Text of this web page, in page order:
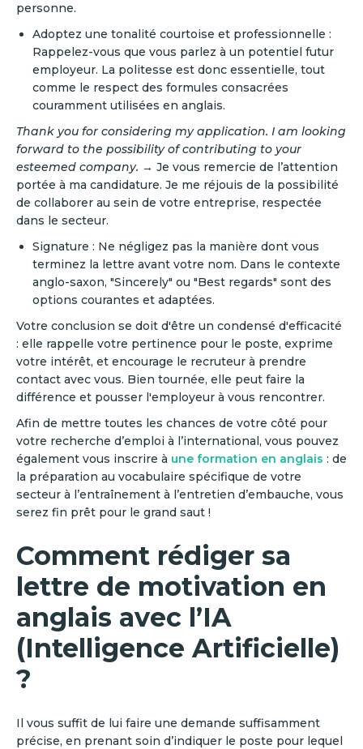
personne.
Adoptez une tonalité courtoise et professionnelle :
Rappelez-vous que vous parlez à un potentiel futur
employeur. La politesse est donc essentielle, tout
comme le respect des formules consacrées
couramment utilisées en anglais.
Thank you for considering my application. I am looking
forward to the possibility of contributing to your
esteemed company. → Je vous remercie de l’attention
portée à ma candidature. Je me réjouis de la possibilité
de collaborer au sein de votre entreprise, respectée
dans le secteur.
Signature : Ne négligez pas la manière dont vous
terminez la lettre avant votre nom. Dans le contexte
anglo-saxon, "Sincerely" ou "Best regards" sont des
options courantes et adaptées.‍
Votre conclusion se doit d'être un condensé d'efficacité
: elle rappelle votre pertinence pour le poste, exprime
votre intérêt, et encourage le recruteur à prendre
contact avec vous. Bien tournée, elle peut faire la
différence et pousser l'employeur à vous rencontrer.
Afin de mettre toutes les chances de votre côté pour
votre recherche d’emploi à l’international, vous pouvez
également vous inscrire à une formation en anglais : de
la préparation au vocabulaire spécifique de votre
secteur à l’entraînement à l’entretien d’embauche, vous
serez fin prêt pour le grand saut !
Comment rédiger sa
lettre de motivation en
anglais avec l’IA
(Intelligence Artificielle)
?
Il vous suffit de lui faire une demande suffisamment
précise, en prenant soin d’indiquer le poste pour lequel